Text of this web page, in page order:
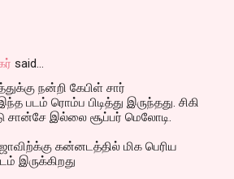
said…
நன்றி கேபிள் சார்
படம் ரொம்ப பிடித்து இருந்தது. சிகி
சான்சே இல்லை சூப்பர் மெலோடி.
கன்னடத்தில் மிக பெரிய
இருக்கிறது